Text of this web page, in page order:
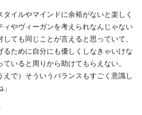
タイルやマインドに余裕がないと楽しく
ィやヴィーガンを考えられなんじゃない
ても同じことが言えると思っていて、
るために自分にも優しくしなきゃいけな
いると周りから助けてもらえない。
えで）そういうバランスもすごく意識し